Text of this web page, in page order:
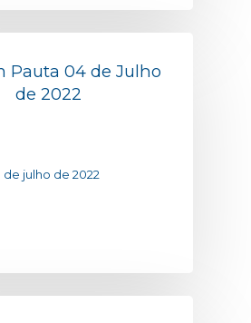
Pauta 04 de Julho
de 2022
de julho de 2022